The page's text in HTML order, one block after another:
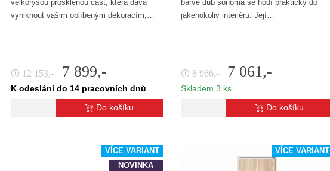
velkorysou prosklenou část, která dává
vyniknout vašim oblíbeným dekoracím,…
🛈 12 153,- 7 899,-
K odeslání do 14 pracovních dnů
Do košíku
barvě dub sonoma se hodí prakticky do
jakéhokoliv interiéru. Její…
🛈 8 966,- 7 061,-
Skladem 3 ks
Do košíku
VÍCE VARIANT
NOVINKA
VÍCE VARIANT